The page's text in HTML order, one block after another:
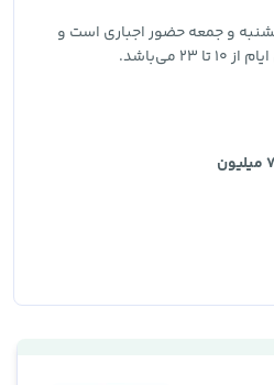
و جمعه حضور اجباری است و
می‌باشد.